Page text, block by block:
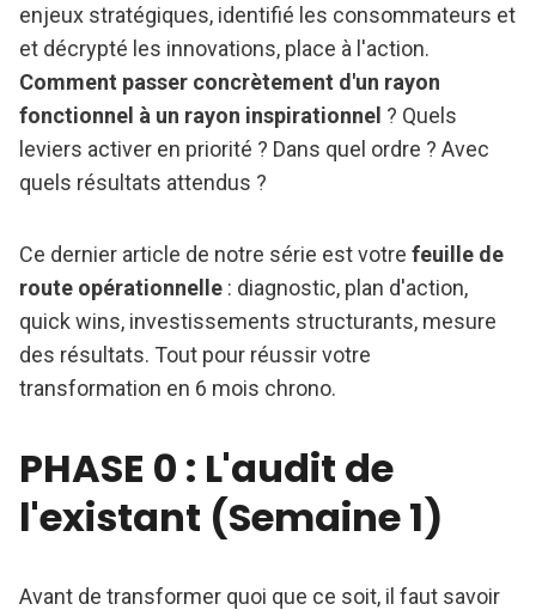
enjeux stratégiques, identifié les consommateurs et
et décrypté les innovations, place à l'action.
Comment passer concrètement d'un rayon
fonctionnel à un rayon inspirationnel ? Quels
leviers activer en priorité ? Dans quel ordre ? Avec
quels résultats attendus ?
Ce dernier article de notre série est votre feuille de
route opérationnelle : diagnostic, plan d'action,
quick wins, investissements structurants, mesure
des résultats. Tout pour réussir votre
transformation en 6 mois chrono.
PHASE 0 : L'audit de
l'existant (Semaine 1)
Avant de transformer quoi que ce soit, il faut savoir